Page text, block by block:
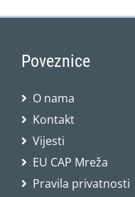
Poveznice
O nama
Kontakt
Vijesti
EU CAP Mreža
Pravila privatnosti